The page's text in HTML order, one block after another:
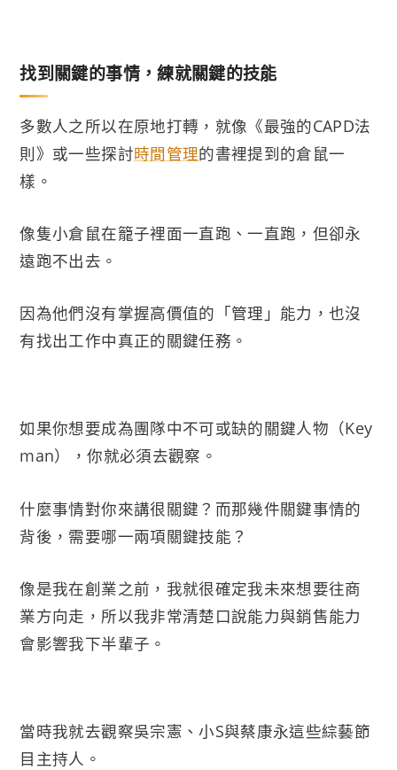
找到關鍵的事情，練就關鍵的技能
多數人之所以在原地打轉，就像《最強的CAPD法
則》或一些探討時間管理的書裡提到的倉鼠一
樣。
像隻小倉鼠在籠子裡面一直跑、一直跑，但卻永
遠跑不出去。
因為他們沒有掌握高價值的「管理」能力，也沒
有找出工作中真正的關鍵任務。
如果你想要成為團隊中不可或缺的關鍵人物（Key
man），你就必須去觀察。
什麼事情對你來講很關鍵？而那幾件關鍵事情的
背後，需要哪一兩項關鍵技能？
像是我在創業之前，我就很確定我未來想要往商
業方向走，所以我非常清楚口說能力與銷售能力
會影響我下半輩子。
當時我就去觀察吳宗憲、小S與蔡康永這些綜藝節
目主持人。